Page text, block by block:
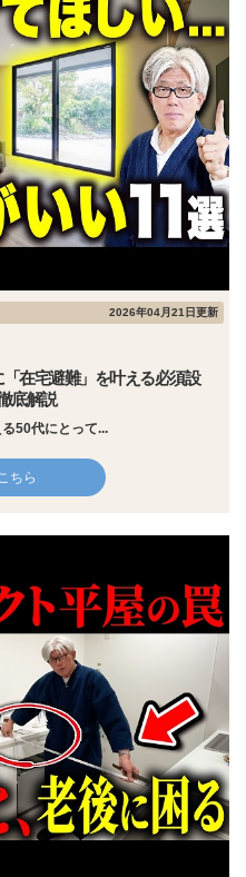
2026年04月21日更新
在宅避難」を叶える必須設
底解説
50代にとって...
ちら